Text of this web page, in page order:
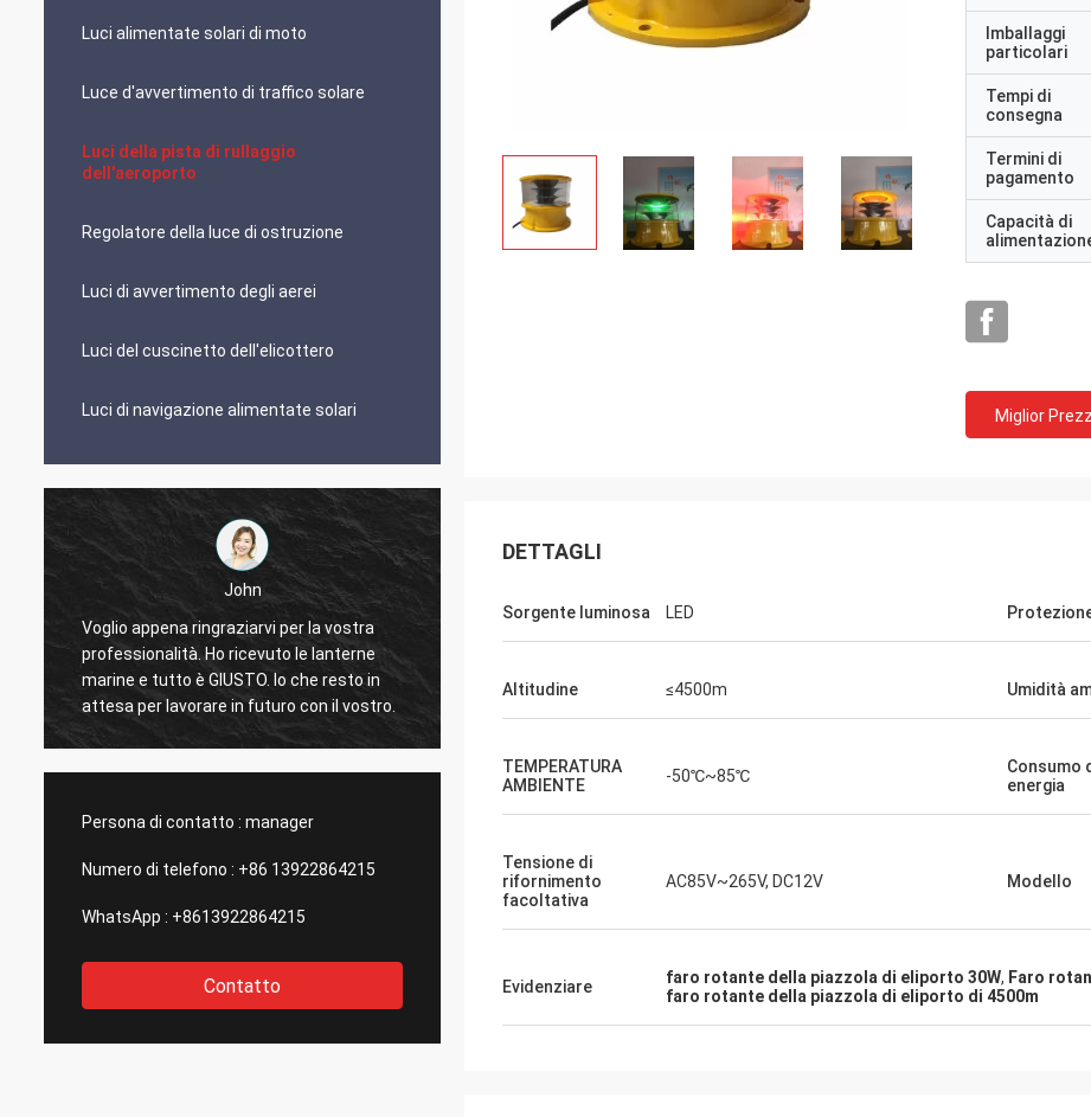
Luci alimentate solari di moto
Luce d'avvertimento di traffico solare
Luci della pista di rullaggio
dell'aeroporto
Regolatore della luce di ostruzione
Luci di avvertimento degli aerei
Luci del cuscinetto dell'elicottero
Luci di navigazione alimentate solari
John
Voglio appena ringraziarvi per la vostra
professionalità. Ho ricevuto le lanterne
marine e tutto è GIUSTO. Io che resto in
attesa per lavorare in futuro con il vostro.
Louis
aviazione di qualità come i vostri prodotti.
Persona di contatto : manager
Numero di telefono : +86 13922864215
WhatsApp : +8613922864215
Contatto
Imballaggi
particolari
Tempi di
consegna
Termini di
pagamento
Capacità di
Miglior
DETTAGLI
Sorgente luminosa LED
Altitudine ≤4500m Umidità
TEMPERATURA
AMBIENTE
-50℃~85℃
Consumo
energia
Tensione di
rifornimento
facoltativa
AC85V~265V, DC12V Modello
Evidenziare faro rotante della piazzola di eliporto 30W, Faro
faro rotante della piazzola di eliporto di 4500m